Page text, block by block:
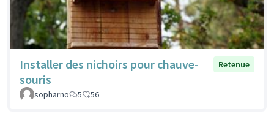
Installer des nichoirs pour chauve-
souris
Retenue
sopharno 5 56